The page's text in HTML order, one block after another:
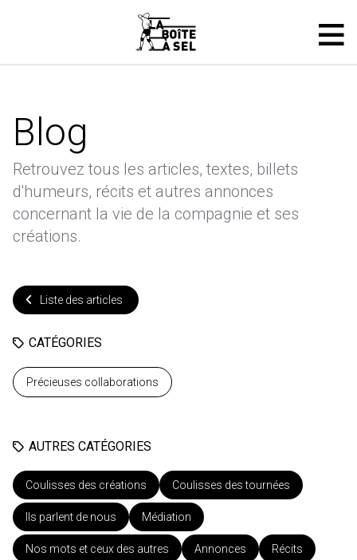
Blog
Retrouvez tous les articles, textes, billets
d'humeurs, récits et autres annonces
concernant la vie de la compagnie et ses
créations.
Liste des articles
CATÉGORIES
Précieuses collaborations
AUTRES CATÉGORIES
Coulisses des créations Coulisses des tournées
Ils parlent de nous Médiation
Nos mots et ceux des autres Annonces Récits